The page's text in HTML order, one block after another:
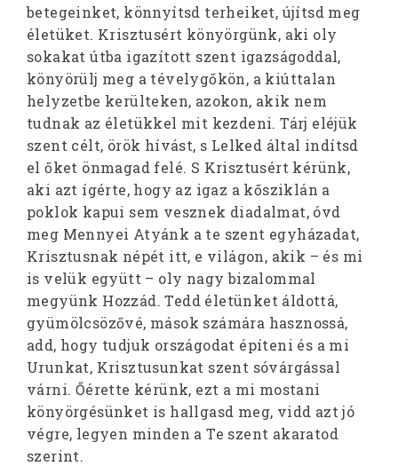
betegeinket, könnyítsd terheiket, újítsd meg
életüket. Krisztusért könyörgünk, aki oly
sokakat útba igazított szent igazságoddal,
könyörülj meg a tévelygőkön, a kiúttalan
helyzetbe kerülteken, azokon, akik nem
tudnak az életükkel mit kezdeni. Tárj eléjük
szent célt, örök hívást, s Lelked által indítsd
el őket önmagad felé. S Krisztusért kérünk,
aki azt ígérte, hogy az igaz a kősziklán a
poklok kapui sem vesznek diadalmat, óvd
meg Mennyei Atyánk a te szent egyházadat,
Krisztusnak népét itt, e világon, akik – és mi
is velük együtt – oly nagy bizalommal
megyünk Hozzád. Tedd életünket áldottá,
gyümölcsözővé, mások számára hasznossá,
add, hogy tudjuk országodat építeni és a mi
Urunkat, Krisztusunkat szent sóvárgással
várni. Őérette kérünk, ezt a mi mostani
könyörgésünket is hallgasd meg, vidd azt jó
végre, legyen minden a Te szent akaratod
szerint.